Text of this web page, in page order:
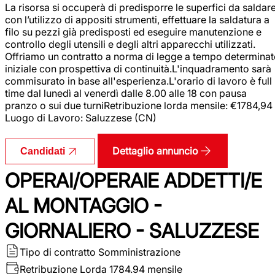
La risorsa si occuperà di predisporre le superfici da
con l’utilizzo di appositi strumenti, effettuare la saldatura a
filo su pezzi già predisposti ed eseguire manutenzione e
controllo degli utensili e degli altri apparecchi utilizzati.
Offriamo un contratto a norma di legge a tempo
iniziale con prospettiva di continuità.L'inquadramento sarà
commisurato in base all'esperienza.L'orario di lavoro è full
time dal lunedì al venerdì dalle 8.00 alle 18 con pausa
pranzo o sui due turniRetribuzione lorda mensile: €1784,94
Luogo di Lavoro: Saluzzese (CN)
Candidati Dettaglio annuncio
OPERAI/OPERAIE ADDETTI/E
AL MONTAGGIO -
GIORNALIERO - SALUZZESE
Tipo di contratto Somministrazione
Retribuzione Lorda 1784.94 mensile